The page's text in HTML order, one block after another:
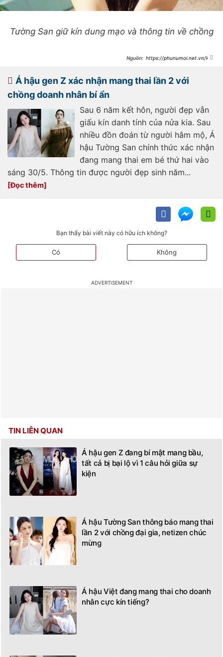
Tường San giữ kín dung mạo và thông tin về chồng
https://phunumoi.net.vn/kho
nhan-kin-tieng-d355789.html
Á hậu gen Z xác nhận mang thai lần 2 với
chồng doanh nhân bí ẩn
Sau 6 năm kết hôn, người đẹp vẫn
giấu kín danh tính của nửa kia. Sau
nhiều đồn đoán từ người hâm mộ, Á
hậu Tường San chính thức xác nhận
đang mang thai em bé thứ hai vào
sáng 30/5. Thông tin được người đẹp sinh năm...
Bạn thấy bài viết này có hữu ích không?
Có Không
TIN LIÊN QUAN
Á hậu gen Z đang bí mật mang bầu,
tất cả bị bại lộ vì 1 câu hỏi giữa sự
kiện
Á hậu Tường San thông báo mang thai
lần 2 với chồng đại gia, netizen chúc
mừng
Á hậu Việt đang mang thai cho doanh
nhân cực kín tiếng?